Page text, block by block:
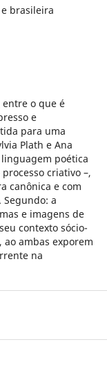
brasileira
o que é
e
para uma
Plath e Ana
poética
criativo –,
canônica e com
a
e imagens de
contexto sócio-
ambas exporem
na